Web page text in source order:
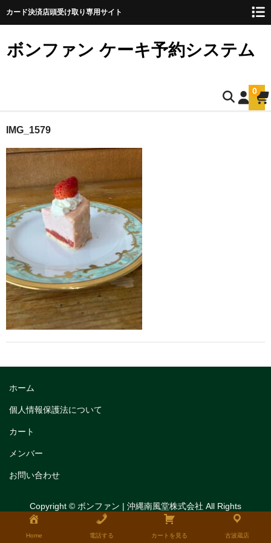
カード決済店頭受け取り専用サイト
ボンファン ケーキ予約システム
0
ホーム
お誕生日ケーキのご予約
ショートケーキ
ショートケーキ12cm(5名様用)
ショートケーキ15cm(8名様用)
ショートケーキ18cm(10名様用)
トリフルガナッシュ
トリフルガナッシュケーキ12cm
トリフルガナッシュケーキ15cm
生チョコケーキ
生チョコケーキ18cm
生チョコケーキ12cm
チョコシフォンケーキ
タルトレット
全国発送可能ギフト商品
IMG_1579
ホーム
個人情報保護法について
カート
メンバー
お問い合わせ
Copyright © ボンファン | 沖縄南風堂株式会社 All Rights
Home 電話する カートを見る 古波蔵店